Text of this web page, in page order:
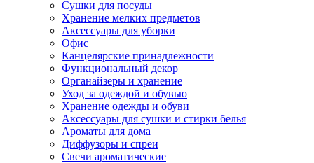
Сушки для посуды
Хранение мелких предметов
Аксессуары для уборки
Офис
Канцелярские принадлежности
Функциональный декор
Органайзеры и хранение
Уход за одеждой и обувью
Хранение одежды и обуви
Аксессуары для сушки и стирки белья
Ароматы для дома
Диффузоры и спреи
Свечи ароматические